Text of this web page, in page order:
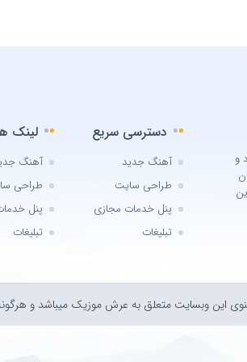
و
دسترسی سریع
آهنگ جدید
طراحی سایت
پنل خدمات مجازی
تبلیغات
لینک
آهنگ
طراحی
پنل
تبلیغات
اين وبسايت متعلق به عرش موزیک ميباشد و